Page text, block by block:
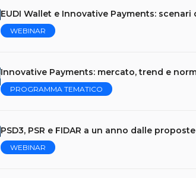
EUDI Wallet e Innovative Payments:
WEBINAR
Innovative Payments: mercato, trend e
PROGRAMMA TEMATICO
PSD3, PSR e FIDAR a un anno dalle
WEBINAR